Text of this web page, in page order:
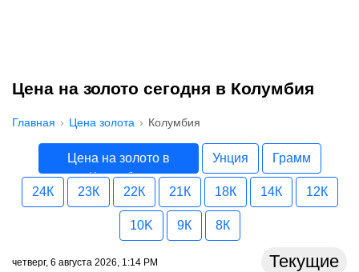
Цена на золото сегодня в Колумбия
Главная Цена золота Колумбия
Цена на золото в
Колумбия
Унция Грамм
24К 23К 22К 21К 18К 14К 12К
10K 9К 8К
четверг, 6 августа 2026, 1:14 PM Текущие